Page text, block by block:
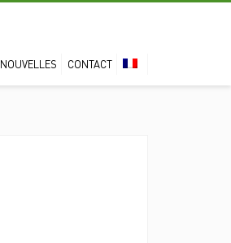
NOUVELLES CONTACT